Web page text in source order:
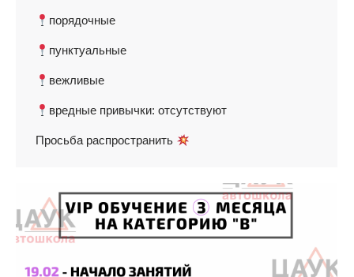
порядочные
пунктуальные
вежливые
вредные привычки: отсутствуют
Просьба распространить